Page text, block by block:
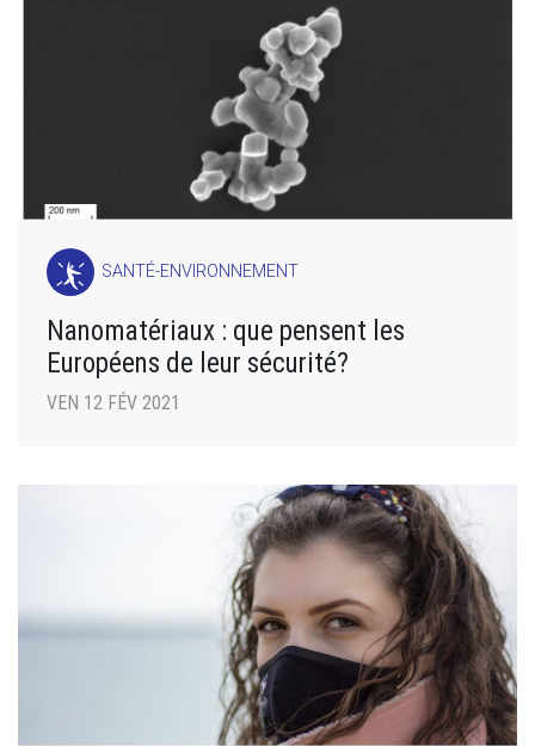
SANTÉ-ENVIRONNEMENT
Nanomatériaux : que pensent les
Européens de leur sécurité?
VEN 12 FÉV 2021